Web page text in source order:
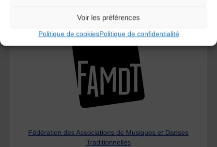
Voir les préférences
Politique de cookiesPolitique de confidentialité
L’AMTA EST MEMBRE DE LA
Fédération des Associations de Musiques et Danses
Traditionnelles